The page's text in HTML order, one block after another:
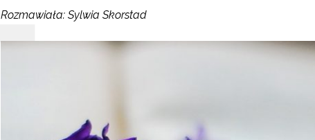
Rozmawiała: Sylwia Skorstad